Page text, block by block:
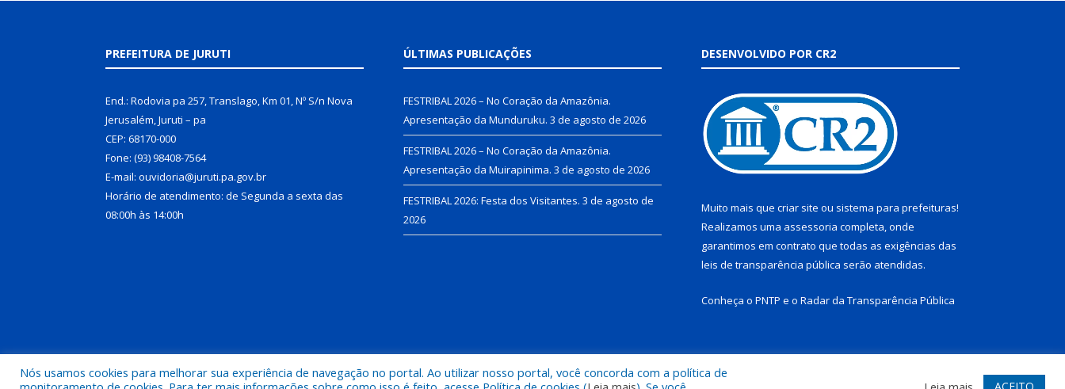
PREFEITURA DE JURUTI
End.: Rodovia pa 257, Translago, Km 01, Nº S/n Nova
Jerusalém, Juruti – pa
CEP: 68170-000
Fone: (93) 98408-7564
E-mail: ouvidoria@juruti.pa.gov.br
Horário de atendimento: de Segunda a sexta das
08:00h às 14:00h
ÚLTIMAS PUBLICAÇÕES
FESTRIBAL 2026 – No Coração da Amazônia.
Apresentação da Munduruku. 3 de agosto de 2026
FESTRIBAL 2026 – No Coração da Amazônia.
Apresentação da Muirapinima. 3 de agosto de 2026
FESTRIBAL 2026: Festa dos Visitantes. 3 de agosto de
2026
DESENVOLVIDO POR CR2
Muito mais que criar site ou sistema para prefeituras!
Realizamos uma assessoria completa, onde
garantimos em contrato que todas as exigências das
leis de transparência pública serão atendidas.
Conheça o PNTP e o Radar da Transparência Pública
Todos os direitos reservados a Prefeitura Municipal de Juruti. Mapa do Site Acessar Webmail
Nós usamos cookies para melhorar sua experiência de navegação no portal. Ao utilizar nosso portal, você concorda com a política de
ACEITO